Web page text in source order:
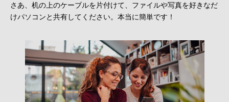
さあ、机の上のケーブルを片付けて、ファイルや写真を好きなだ
けパソコンと共有してください。本当に簡単です！